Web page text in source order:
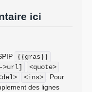
ici
{{gras}}
>url]
<quote>
<ins>
. Pour
des lignes